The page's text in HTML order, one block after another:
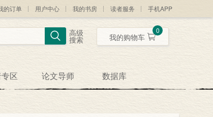
的订单 用户中心 我的书房 读者服务 手机APP
高级
搜索 我的购物车
0
区 论文导师 数据库